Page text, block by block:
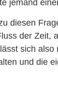
jemand
diesen
der Zeit,
sich
und die